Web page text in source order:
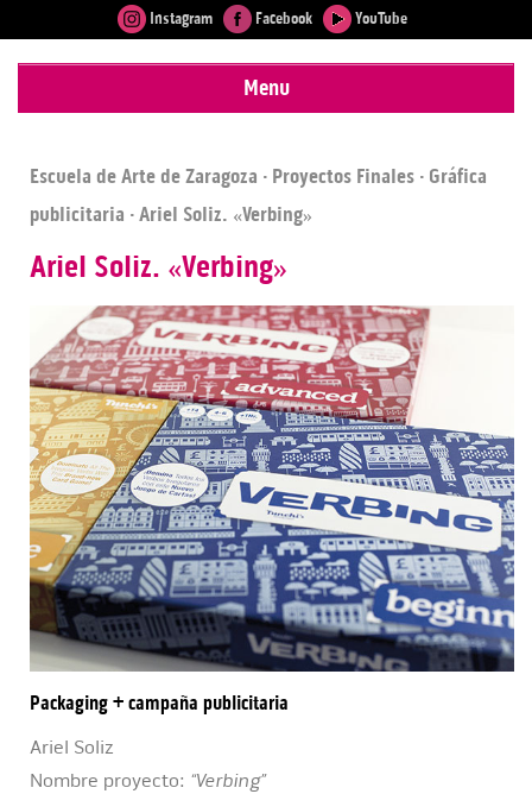
Instagram Facebook YouTube
Menu
Escuela de Arte de Zaragoza · Proyectos Finales · Gráfica
publicitaria · Ariel Soliz. «Verbing»
Ariel Soliz. «Verbing»
Packaging + campaña publicitaria
Ariel Soliz
Nombre proyecto: “Verbing”